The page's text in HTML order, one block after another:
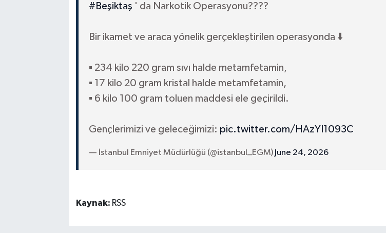
#Beşiktaş ' da Narkotik Operasyonu????
Bir ikamet ve araca yönelik gerçekleştirilen operasyonda ⬇️
▪️ 234 kilo 220 gram sıvı halde metamfetamin,
▪️ 17 kilo 20 gram kristal halde metamfetamin,
▪️ 6 kilo 100 gram toluen maddesi ele geçirildi.
Gençlerimizi ve geleceğimizi: pic.twitter.com/HAzYI1093C
— İstanbul Emniyet Müdürlüğü (@istanbul_EGM) June 24, 2026
Kaynak: RSS